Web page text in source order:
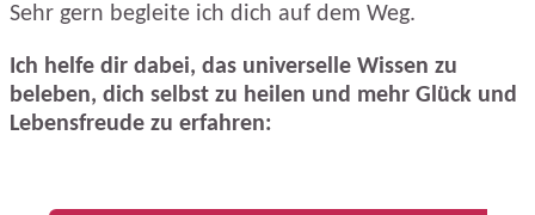
Sehr gern begleite ich dich auf dem Weg.
Ich helfe dir dabei, das universelle Wissen zu
beleben, dich selbst zu heilen und mehr Glück und
Lebensfreude zu erfahren: